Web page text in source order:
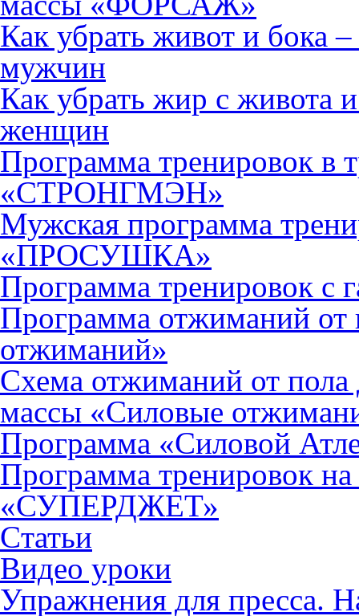
Как убрать живот и бока
мужчин
Как убрать жир с живота
женщин
Программа тренировок в
«СТРОНГМЭН»
Мужская программа
«ПРОСУШКА»
Программа тренировок с
Программа отжиманий от
отжиманий»
Схема отжиманий от
массы «Силовые
Программа «Силовой
Программа тренировок
«СУПЕРДЖЕТ»
Cтатьи
Видео уроки
Упражнения для пресса.